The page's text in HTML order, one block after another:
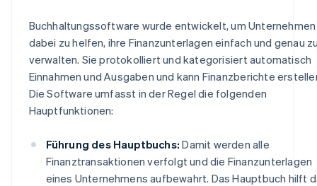
Buchhaltungssoftware wurde entwickelt, um Unternehmen
dabei zu helfen, ihre Finanzunterlagen einfach und genau
verwalten. Sie protokolliert und kategorisiert automatisch
Einnahmen und Ausgaben und kann Finanzberichte
Die Software umfasst in der Regel die folgenden
Hauptfunktionen:
Führung des Hauptbuchs: Damit werden alle
Finanztransaktionen verfolgt und die Finanzunterlagen
eines Unternehmens aufbewahrt. Das Hauptbuch hilft